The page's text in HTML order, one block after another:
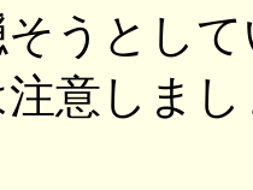
うとし
意しま